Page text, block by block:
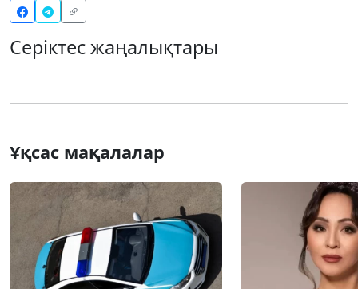
Серіктес жаңалықтары
Ұқсас мақалалар